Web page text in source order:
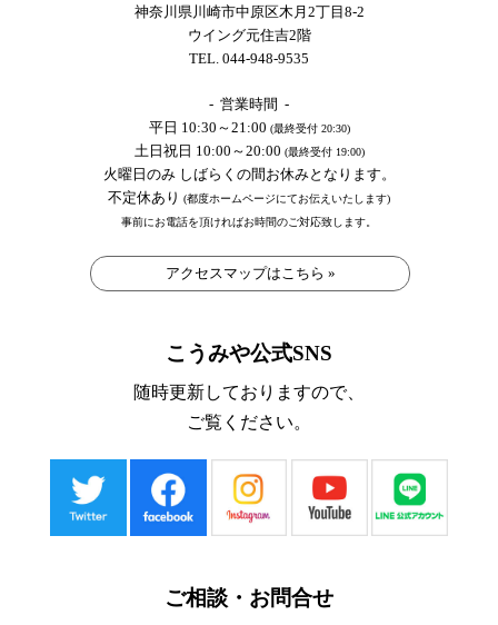
神奈川県川崎市中原区木月2丁目8-2
ウイング元住吉2階
TEL. 044-948-9535
- 営業時間 -
平日 10:30～21:00 (最終受付 20:30)
土日祝日 10:00～20:00 (最終受付 19:00)
火曜日のみ しばらくの間お休みとなります。
不定休あり (都度ホームページにてお伝えいたします)
事前にお電話を頂ければお時間のご対応致します。
アクセスマップはこちら »
こうみや公式SNS
随時更新しておりますので、
ご覧ください。
ご相談・お問合せ